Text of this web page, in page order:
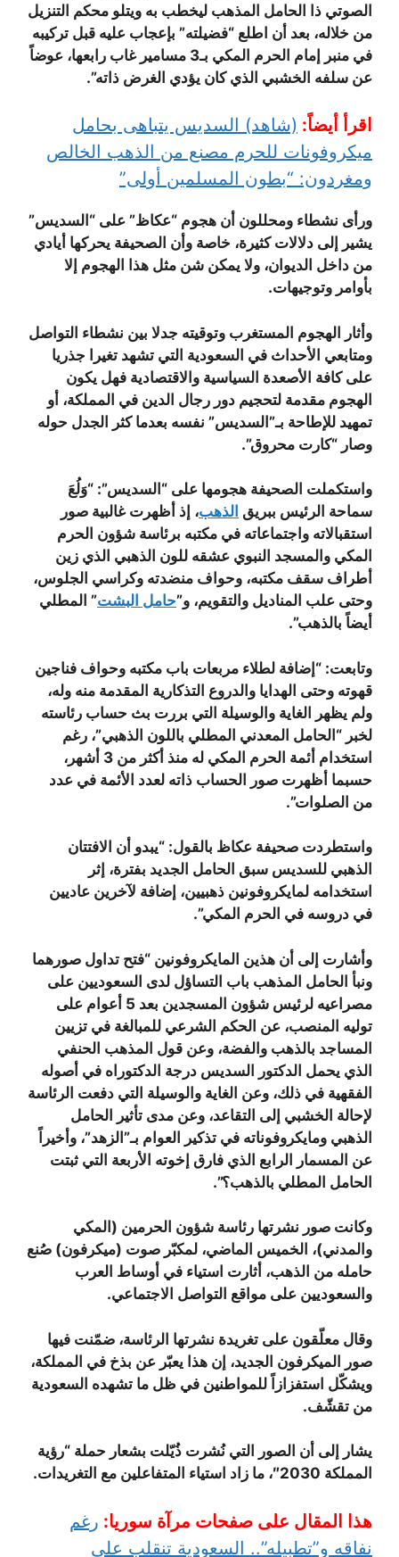
الصوتي ذا الحامل المذهب ليخطب به ويتلو محكم التنزيل
من خلاله، بعد أن اطلع “فضيلته” بإعجاب عليه قبل تركيبه
في منبر إمام الحرم المكي بـ3 مسامير غاب رابعها، عوضاً
عن سلفه الخشبي الذي كان يؤدي الغرض ذاته”.
اقرأ أيضاً: (شاهد) السديس يتباهى بحامل
ميكروفونات للحرم مصنع من الذهب الخالص
ومغردون: “بطون المسلمين أولى”
ورأى نشطاء ومحللون أن هجوم “عكاظ” على “السديس”
يشير إلى دلالات كثيرة، خاصة وأن الصحيفة يحركها أيادي
من داخل الديوان، ولا يمكن شن مثل هذا الهجوم إلا
بأوامر وتوجيهات.
وأثار الهجوم المستغرب وتوقيته جدلا بين نشطاء التواصل
ومتابعي الأحداث في السعودية التي تشهد تغيرا جذريا
على كافة الأصعدة السياسية والاقتصادية فهل يكون
الهجوم مقدمة لتحجيم دور رجال الدين في المملكة، أو
تمهيد للإطاحة بـ”السديس” نفسه بعدما كثر الجدل حوله
وصار “كارت محروق”.
واستكملت الصحيفة هجومها على “السديس”: “وَلُعَ
سماحة الرئيس ببريق الذهب، إذ أظهرت غالبية صور
استقبالاته واجتماعاته في مكتبه برئاسة شؤون الحرم
المكي والمسجد النبوي عشقه للون الذهبي الذي زين
أطراف سقف مكتبه، وحواف منضدته وكراسي الجلوس،
وحتى علب المناديل والتقويم، و”حامل البشت” المطلي
أيضاً بالذهب”.
وتابعت: “إضافة لطلاء مربعات باب مكتبه وحواف فناجين
قهوته وحتى الهدايا والدروع التذكارية المقدمة منه وله،
ولم يظهر الغاية والوسيلة التي بررت بث حساب رئاسته
لخبر “الحامل المعدني المطلي باللون الذهبي”، رغم
استخدام أئمة الحرم المكي له منذ أكثر من 3 أشهر،
حسبما أظهرت صور الحساب ذاته لعدد الأئمة في عدد
من الصلوات”.
واستطردت صحيفة عكاظ بالقول: “يبدو أن الافتتان
الذهبي للسديس سبق الحامل الجديد بفترة، إثر
استخدامه لمايكروفونين ذهبيين، إضافة لآخرين عاديين
في دروسه في الحرم المكي”.
وأشارت إلى أن هذين المايكروفونين “فتح تداول صورهما
ونبأ الحامل المذهب باب التساؤل لدى السعوديين على
مصراعيه لرئيس شؤون المسجدين بعد 5 أعوام على
توليه المنصب، عن الحكم الشرعي للمبالغة في تزيين
المساجد بالذهب والفضة، وعن قول المذهب الحنفي
الذي يحمل الدكتور السديس درجة الدكتوراه في أصوله
الفقهية في ذلك، وعن الغاية والوسيلة التي دفعت الرئاسة
لإحالة الخشبي إلى التقاعد، وعن مدى تأثير الحامل
الذهبي ومايكروفوناته في تذكير العوام بـ”الزهد”، وأخيراً
عن المسمار الرابع الذي فارق إخوته الأربعة التي ثبتت
الحامل المطلي بالذهب؟”.
وكانت صور نشرتها رئاسة شؤون الحرمين (المكي
والمدني)، الخميس الماضي، لمكبّر صوت (ميكرفون) صُنع
حامله من الذهب، أثارت استياء في أوساط العرب
والسعوديين على مواقع التواصل الاجتماعي.
وقال معلّقون على تغريدة نشرتها الرئاسة، ضمّنت فيها
صور الميكرفون الجديد، إن هذا يعبّر عن بذخ في المملكة،
ويشكّل استفزازاً للمواطنين في ظل ما تشهده السعودية
من تقشّف.
يشار إلى أن الصور التي نُشرت ذُيّلت بشعار حملة “رؤية
المملكة 2030″، ما زاد استياء المتفاعلين مع التغريدات.
هذا المقال على صفحات مرآة سوريا: رغم
نفاقه و”تطبيله”.. السعودية تنقلب على